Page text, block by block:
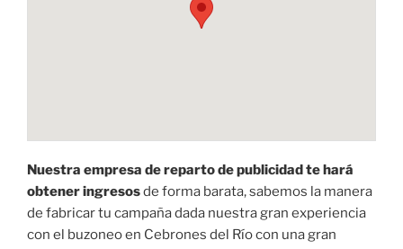
Nuestra empresa de reparto de publicidad te hará
obtener ingresosde forma barata, sabemos la manera
de fabricar tu campaña dada nuestra gran experiencia
con el buzoneo en Cebrones del Río con una gran